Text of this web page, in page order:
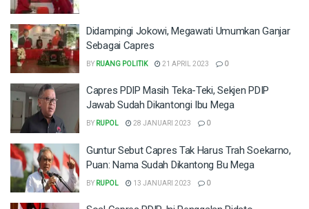
Didampingi Jokowi, Megawati Umumkan Ganjar
Sebagai Capres
BY RUANG POLITIK 21 APRIL 2023 0
Capres PDIP Masih Teka-Teki, Sekjen PDIP
Jawab Sudah Dikantongi Ibu Mega
BY RUPOL 28 JANUARI 2023 0
Guntur Sebut Capres Tak Harus Trah Soekarno,
Puan: Nama Sudah Dikantong Bu Mega
BY RUPOL 13 JANUARI 2023 0